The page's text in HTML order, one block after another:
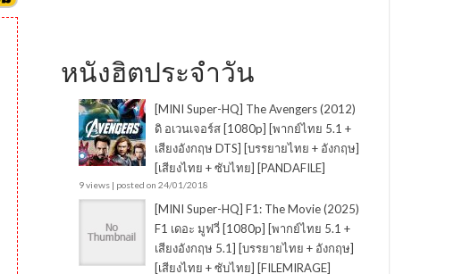
หนังฮิตประจำวัน
[MINI Super-HQ] The Avengers (2012)
ดิ อเวนเจอร์ส [1080p] [พากย์ไทย 5.1 +
เสียงอังกฤษ DTS] [บรรยายไทย + อังกฤษ]
[เสียงไทย + ซับไทย] [PANDAFILE]
9 views| posted on 24/01/2018
[MINI Super-HQ] F1: The Movie (2025)
F1 เดอะ มูฟวี่ [1080p] [พากย์ไทย 5.1 +
เสียงอังกฤษ 5.1] [บรรยายไทย + อังกฤษ]
[เสียงไทย + ซับไทย] [FILEMIRAGE]